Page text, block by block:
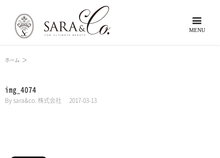
ホーム ＞
img_4074
Bysara&co. 株式会社 2017-03-13